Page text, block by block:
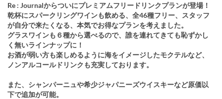
Re : Journalからついにプレミアムフリードリンクプランが登場！
乾杯にスパークリングワインも飲める、全46種フリー、スタッフ
が自分で来たくなる、本気でお得なプランを考えました。
グラスワインも６種から選べるので、誰を連れてきても恥ずかし
く無いラインナップに！
お酒が弱い方も楽しめるように海をイメージしたモクテルなど、
ノンアルコールドリンクも充実しております。
また、シャンパーニュや希少ジャパニーズウイスキーなど原価以
下で追加が可能。